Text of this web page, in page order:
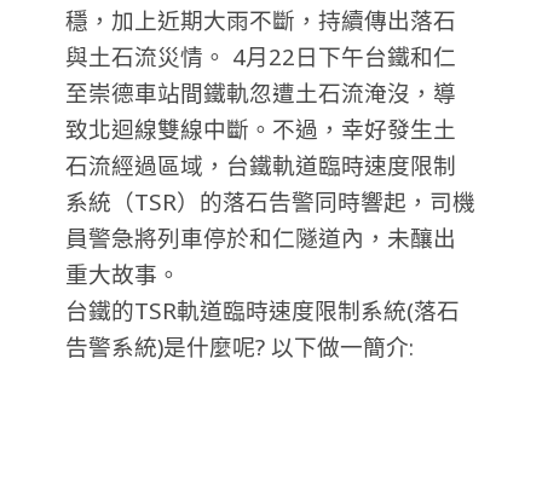
穩，加上近期大雨不斷，持續傳出落石
與土石流災情。 4月22日下午台鐵和仁
至崇德車站間鐵軌忽遭土石流淹沒，導
致北迴線雙線中斷。不過，幸好發生土
石流經過區域，台鐵軌道臨時速度限制
系統（TSR）的落石告警同時響起，司機
員警急將列車停於和仁隧道內，未釀出
重大故事。
台鐵的TSR軌道臨時速度限制系統(落石
告警系統)是什麼呢? 以下做一簡介: